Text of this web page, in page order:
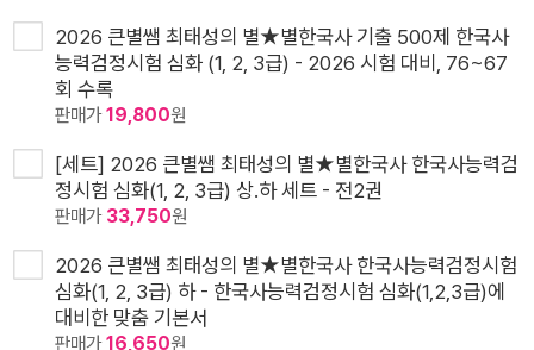
2026 큰별쌤 최태성의 별★별한국사 기출 500제 한국사
능력검정시험 심화 (1, 2, 3급) - 2026 시험 대비, 76~67
회 수록
판매가19,800원
[세트] 2026 큰별쌤 최태성의 별★별한국사 한국사능력검
정시험 심화(1, 2, 3급) 상.하 세트 - 전2권
판매가 33,750원
2026 큰별쌤 최태성의 별★별한국사 한국사능력검정시험
심화(1, 2, 3급) 하 - 한국사능력검정시험 심화(1,2,3급)에
대비한 맞춤 기본서
판매가16,650원